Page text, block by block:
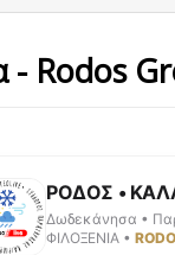
- Rodos
ΡΟΔΟΣ •
Δωδεκάνησα •
ΦΙΛΟΞΕΝΙΑ •